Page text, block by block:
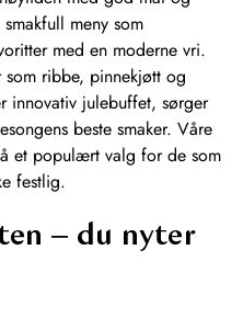
meny som
med en moderne vri.
som ribbe, pinnekjøtt og
innovativ julebuffet, sørger
beste smaker. Våre
et populært valg for de som
festlig.
– du nyter